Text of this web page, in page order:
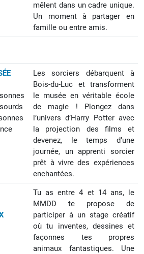
mêlent dans un cadre unique.
Un moment à partager en
famille ou entre amis.
Les sorciers débarquent à
Bois-du-Luc et transforment
le musée en véritable école
de magie ! Plongez dans
l’univers d’Harry Potter avec
la projection des films et
devenez, le temps d’une
journée, un apprenti sorcier
prêt à vivre des expériences
enchantées.
Tu as entre 4 et 14 ans, le
MMDD te propose de
participer à un stage créatif
où tu inventes, dessines et
façonnes tes propres
animaux fantastiques. Une